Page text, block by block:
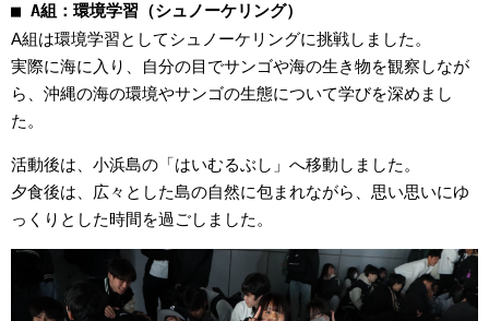
■ A組：環境学習（シュノーケリング）
A組は環境学習としてシュノーケリングに挑戦しました。
実際に海に入り、自分の目でサンゴや海の生き物を観察しなが
ら、沖縄の海の環境やサンゴの生態について学びを深めまし
た。
活動後は、小浜島の「はいむるぶし」へ移動しました。
夕食後は、広々とした島の自然に包まれながら、思い思いにゆ
っくりとした時間を過ごしました。